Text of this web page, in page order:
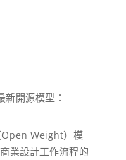
開源模型：
Weight）模
業設計工作流程的